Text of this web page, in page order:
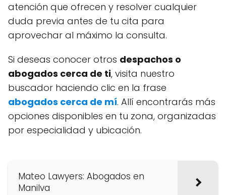
atención que ofrecen y resolver cualquier
duda previa antes de tu cita para
aprovechar al máximo la consulta.
Si deseas conocer otros despachos o
abogados cerca de ti, visita nuestro
buscador haciendo clic en la frase
abogados cerca de mí. Allí encontrarás más
opciones disponibles en tu zona, organizadas
por especialidad y ubicación.
Mateo Lawyers: Abogados en
Manilva